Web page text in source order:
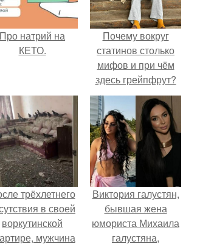
Про натрий на
КЕТО.
Почему вокруг
статинов столько
мифов и при чём
здесь грейпфрут?
трёхлетнего
в своей
воркутинской
мужчина
Виктория галустян,
бывшая жена
юмориста Михаила
галустяна,